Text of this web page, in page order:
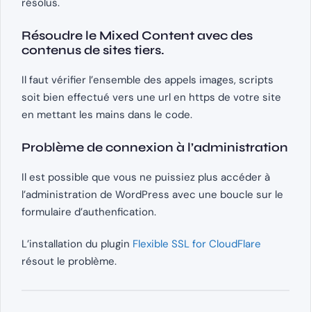
résolus.
Résoudre le Mixed Content avec des
contenus de sites tiers.
Il faut vérifier l’ensemble des appels images, scripts
soit bien effectué vers une url en https de votre site
en mettant les mains dans le code.
Problème de connexion à l’administration
Il est possible que vous ne puissiez plus accéder à
l’administration de WordPress avec une boucle sur le
formulaire d’authenfication.
L’installation du plugin Flexible SSL for CloudFlare
résout le problème.